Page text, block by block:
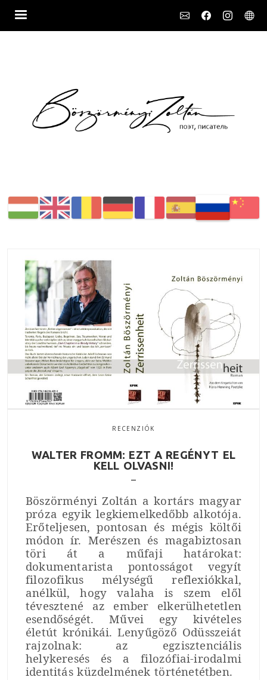
RECENZIÓK
WALTER FROMM: EZT A REGÉNYT EL
KELL OLVASNI!
Böszörményi Zoltán a kortárs magyar
próza egyik legkiemelkedőbb alkotója.
Erőteljesen, pontosan és mégis költői
módon ír. Merészen és magabiztosan
töri át a műfaji határokat:
dokumentarista pontosságot vegyít
filozofikus mélységű reflexiókkal,
anélkül, hogy valaha is szem elől
tévesztené az ember elkerülhetetlen
esendőségét. Művei egy kivételes
életút krónikái. Lenyűgöző Odüsszeiát
rajzolnak: az egzisztenciális
helykeresés és a filozófiai-irodalmi
identitás küzdelmének történetétben.